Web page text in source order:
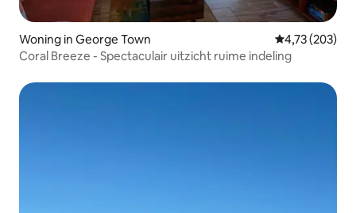
Woning in George Town Gemiddelde
4,73 (203)
Coral Breeze - Spectaculair uitzicht ruime indeling